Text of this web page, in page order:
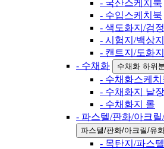
- 국산스케치북
- 수입스케치북
- 색도화지/검
- 시험지/백상
- 캔트지/도화지
- 수채화
수채화 하위
- 수채화스케치
- 수채화지 낱장
- 수채화지 롤
- 파스텔/판화/아크
파스텔/판화/아크릴/유
- 목탄지/파스